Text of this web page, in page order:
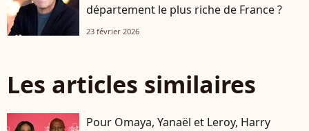
département le plus riche de France ?
23 février 2026
Les articles similaires
Pour Omaya, Yanaël et Leroy, Harry